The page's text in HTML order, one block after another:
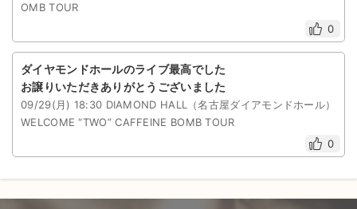
OMB TOUR
0
ダイヤモンドホールのライブ最高でした
お譲りいただきありがとうございました
09/29(月) 18:30 DIAMOND HALL（名古屋ダイアモンドホール）
WELCOME “TWO” CAFFEINE BOMB TOUR
0